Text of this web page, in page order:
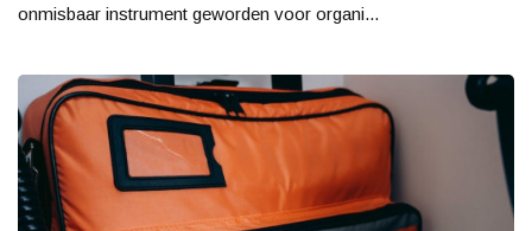
onmisbaar instrument geworden voor organi...